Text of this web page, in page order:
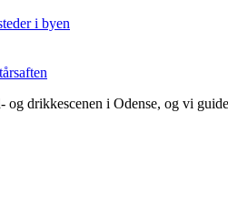
i byen
drikkescenen i Odense, og vi